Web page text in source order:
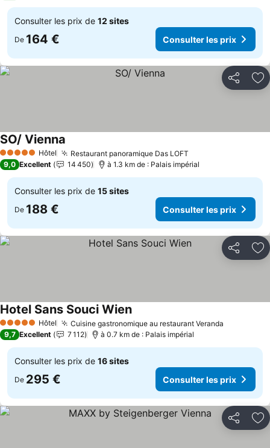
Consulter les prix de 12 sites
De 164 € Consulter les prix
Partager
5 Étoiles Hôtel Restaurant panoramique Das LOFT
SO/ Vienna
9,0 Excellent 14 450 à 1.3 km de : Palais impérial
Consulter les prix de 15 sites
De 188 € Consulter les prix
Partager
5 Étoiles Hôtel Cuisine gastronomique au restaurant Veranda
Hotel Sans Souci Wien
9,7 Excellent 7 112 à 0.7 km de : Palais impérial
Consulter les prix de 16 sites
De 295 € Consulter les prix
Partager